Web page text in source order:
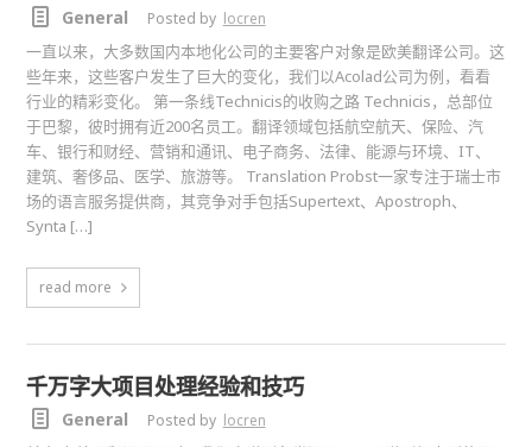
General Posted by locren
一直以来，大多数国内本地化公司的主要客户对象是欧美翻译公司。这
些年来，这些客户发生了巨大的变化，我们以Acolad公司为例，看看
行业的精彩变化。 第一条线Technicis的收购之路 Technicis，总部位
于巴黎，彼时拥有近200名员工。翻译领域包括航空航天、保险、汽
车、银行和财经、营销和通讯、电子商务、法律、能源与环境、IT、
建筑、奢侈品、医学、旅游等。 Translation Probst一家专注于瑞士市
场的语言服务提供商，其竞争对手包括Supertext、Apostroph、
Synta […]
read more
千万字大项目处理经验和技巧
General Posted by locren